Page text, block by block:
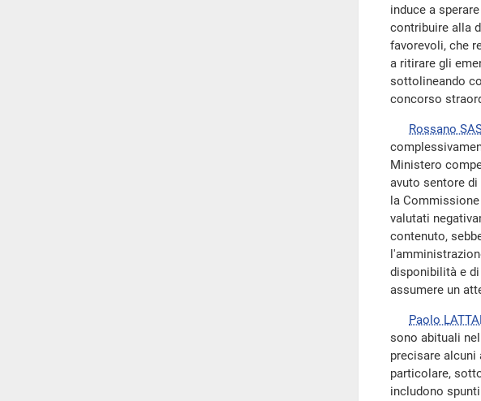
induce a
contribuire alla
favorevoli, che
a ritirare gli
sottolineando
concorso
Rossano
Ministero
avuto sentore
la
valutati
contenuto,
disponibilità e
assumere un
Paolo
sono abituali
precisare
particolare,
includono